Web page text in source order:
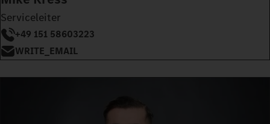
Serviceleiter
+49 151 58603223
WRITE_EMAIL